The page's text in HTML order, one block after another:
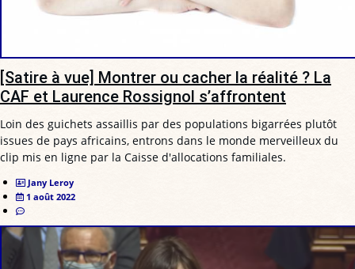
[Satire à vue] Montrer ou cacher la réalité ? La
CAF et Laurence Rossignol s’affrontent
Loin des guichets assaillis par des populations bigarrées plutôt
issues de pays africains, entrons dans le monde merveilleux du
clip mis en ligne par la Caisse d'allocations familiales.
Jany Leroy
1 août 2022